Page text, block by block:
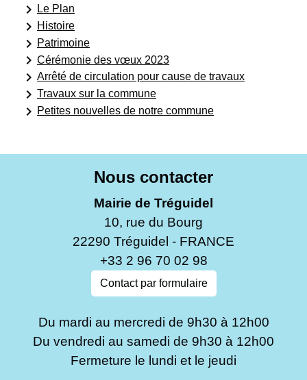
keyboard_arrow_right Le Plan
keyboard_arrow_right Histoire
keyboard_arrow_right Patrimoine
keyboard_arrow_right Cérémonie des vœux 2023
keyboard_arrow_right Arrêté de circulation pour cause de travaux
keyboard_arrow_right Travaux sur la commune
keyboard_arrow_right Petites nouvelles de notre commune
Nous contacter
Mairie de Tréguidel
10, rue du Bourg
22290 Tréguidel - FRANCE
+33 2 96 70 02 98
Contact par formulaire
Du mardi au mercredi de 9h30 à 12h00
Du vendredi au samedi de 9h30 à 12h00
Fermeture le lundi et le jeudi